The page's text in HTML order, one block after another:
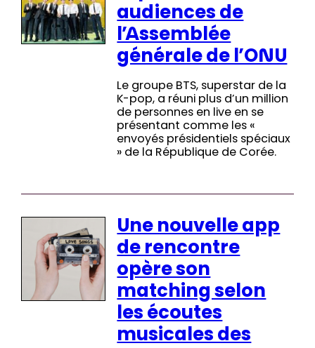
audiences de
l’Assemblée
générale de l’ONU
Le groupe BTS, superstar de la
K-pop, a réuni plus d’un million
de personnes en live en se
présentant comme les «
envoyés présidentiels spéciaux
» de la République de Corée.
Une nouvelle app
de rencontre
opère son
matching selon
les écoutes
musicales des